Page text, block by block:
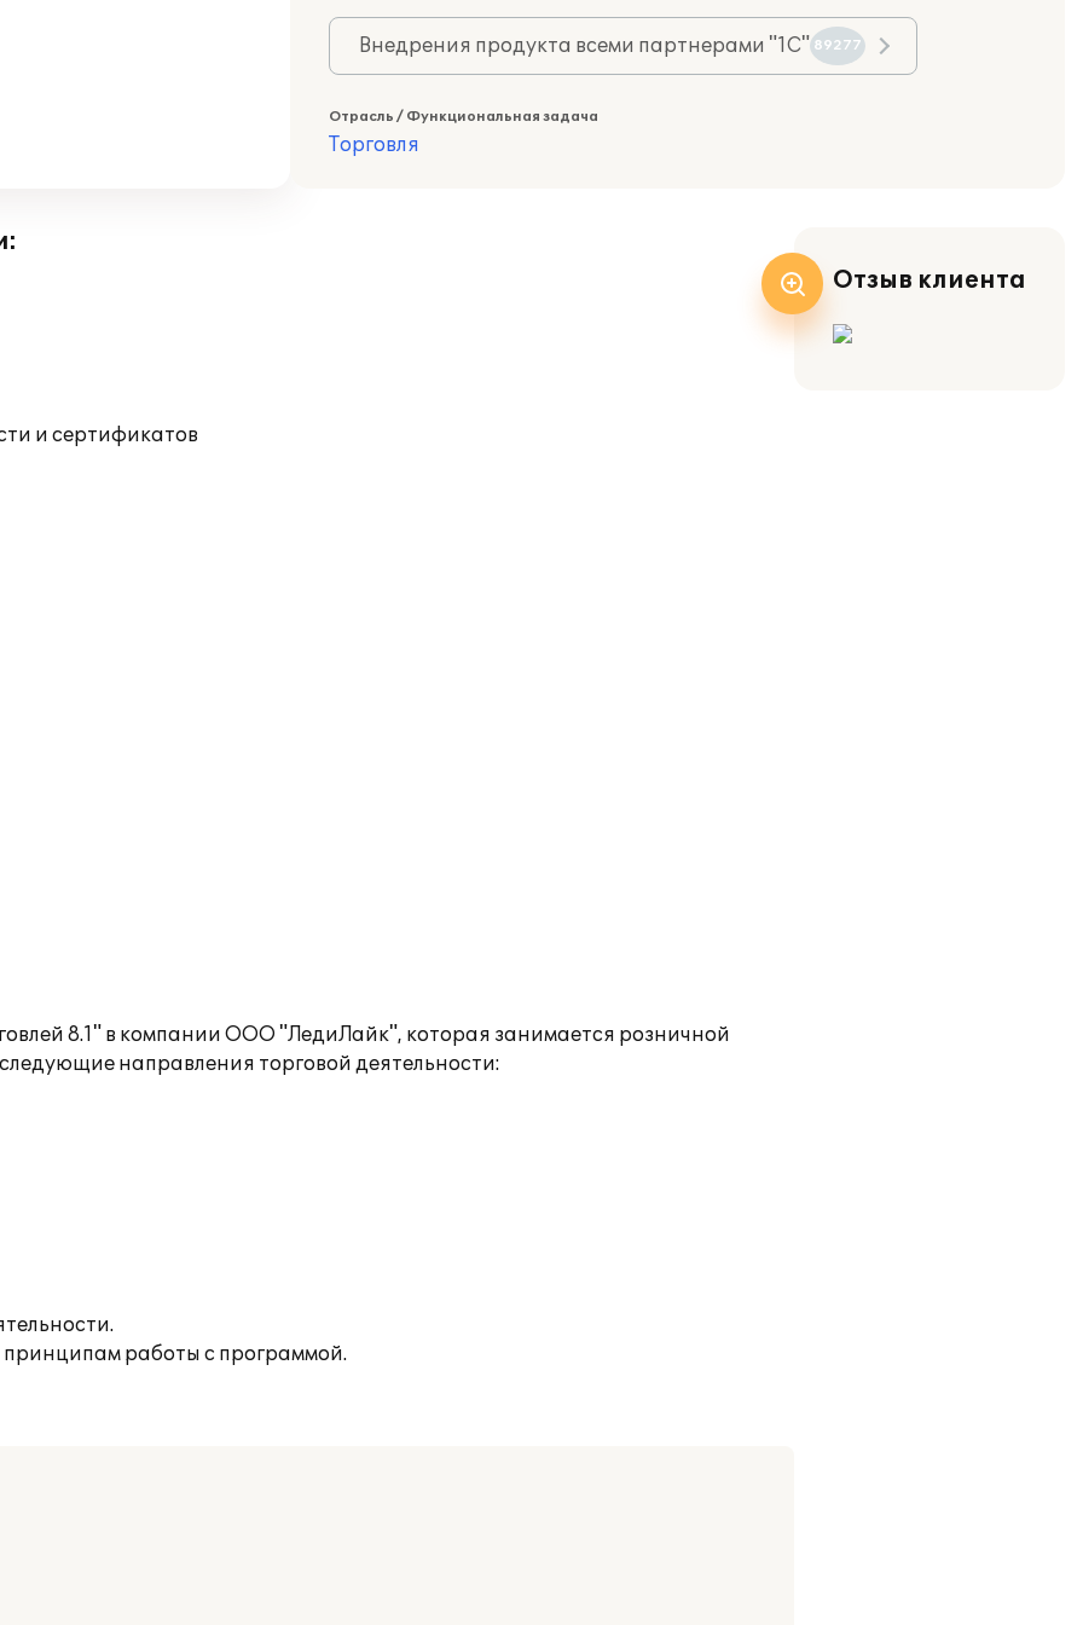
Внедрения продукта всеми партнерами "1С" 89277
Отрасль / Функциональная задача
Торговля
и сертификатов
8.1" в компании ООО "ЛедиЛайк", которая занимается розничной
направления торговой деятельности:
работы с программой.
Отзыв клиента